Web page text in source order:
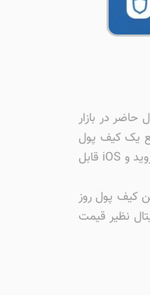
در بازار
یک کیف پول
رمزنگاری شده می باشد که به شما اجازه می دهد ارز های دیجیتال خود را با خیال راحت معامله کنید. اپلیکیشن موبایل این کیف پول در سیستم عامل اندروید و iOS قابل
کیف پول روز
نظیر قیمت